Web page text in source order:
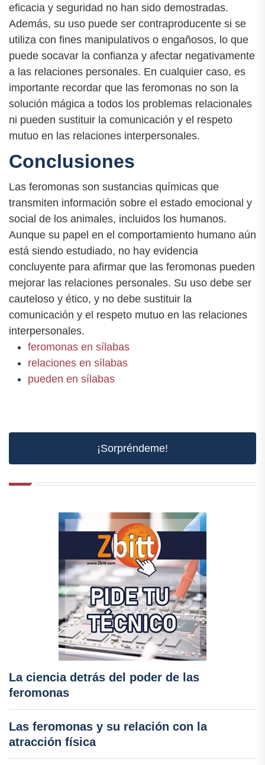
eficacia y seguridad no han sido demostradas.
Además, su uso puede ser contraproducente si se
utiliza con fines manipulativos o engañosos, lo que
puede socavar la confianza y afectar negativamente
a las relaciones personales. En cualquier caso, es
importante recordar que las feromonas no son la
solución mágica a todos los problemas relacionales
ni pueden sustituir la comunicación y el respeto
mutuo en las relaciones interpersonales.
Conclusiones
Las feromonas son sustancias químicas que
transmiten información sobre el estado emocional y
social de los animales, incluidos los humanos.
Aunque su papel en el comportamiento humano aún
está siendo estudiado, no hay evidencia
concluyente para afirmar que las feromonas pueden
mejorar las relaciones personales. Su uso debe ser
cauteloso y ético, y no debe sustituir la
comunicación y el respeto mutuo en las relaciones
interpersonales.
feromonas en sílabas
relaciones en sílabas
pueden en sílabas
¡Sorpréndeme!
La ciencia detrás del poder de las
feromonas
Las feromonas y su relación con la
atracción física